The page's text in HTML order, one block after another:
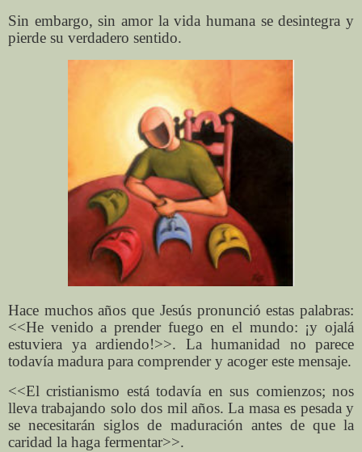
Sin embargo, sin amor la vida humana se desintegra y
pierde su verdadero sentido.
Hace muchos años que Jesús pronunció estas palabras:
<<He venido a prender fuego en el mundo: ¡y ojalá
estuviera ya ardiendo!>>. La humanidad no parece
todavía madura para comprender y acoger este mensaje.
<<El cristianismo está todavía en sus comienzos; nos
lleva trabajando solo dos mil años. La masa es pesada y
se necesitarán siglos de maduración antes de que la
caridad la haga fermentar>>.